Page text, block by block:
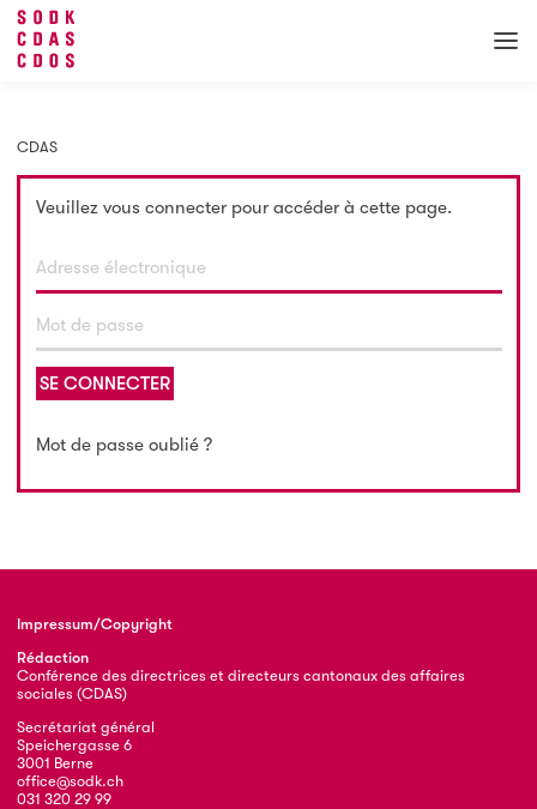
CDAS
Veuillez vous connecter pour accéder à cette page.
SE CONNECTER
Mot de passe oublié ?
Impressum/Copyright
Rédaction
Conférence des directrices et directeurs cantonaux des affaires
sociales (CDAS)
Secrétariat général
Speichergasse 6
3001 Berne
office@sodk.ch
031 320 29 99